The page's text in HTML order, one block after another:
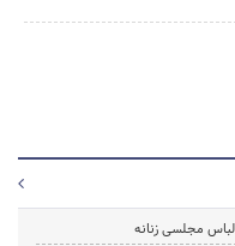
مجلسی زنانه